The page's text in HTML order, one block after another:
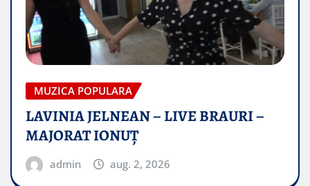
MUZICA POPULARA
LAVINIA JELNEAN – LIVE BRAURI –
MAJORAT IONUŢ
admin aug. 2, 2026